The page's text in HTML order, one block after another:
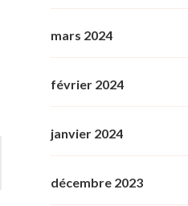
mars 2024
février 2024
janvier 2024
décembre 2023